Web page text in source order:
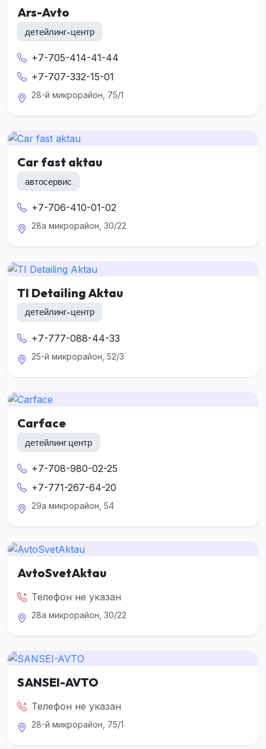
Ars-Avto
детейлинг-центр
+7-705-414-41-44
+7-707-332-15-01
28-й микрорайон, 75/1
Car fast aktau
автосервис
+7-706-410-01-02
28а микрорайон, 30/22
TI Detailing Aktau
детейлинг-центр
+7-777-088-44-33
25-й микрорайон, 52/3
Carface
детейлинг центр
+7-708-980-02-25
+7-771-267-64-20
29а микрорайон, 54
AvtoSvetAktau
Телефон не указан
28а микрорайон, 30/22
SANSEI-AVTO
Телефон не указан
28-й микрорайон, 75/1